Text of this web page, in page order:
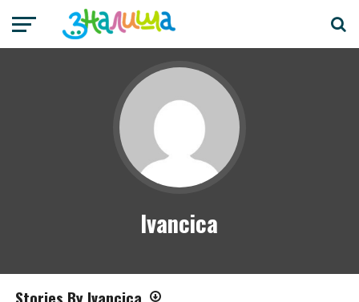
Ivancica